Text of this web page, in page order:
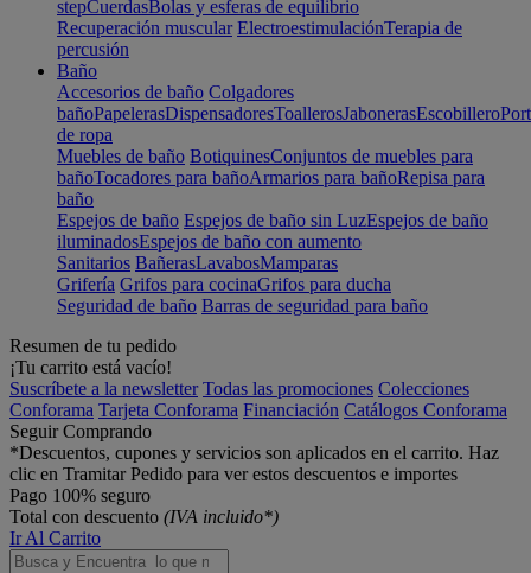
stepCuerdasBolas y esferas de equilibrio
Recuperación muscular ElectroestimulaciónTerapia de
percusión
Baño
Accesorios de baño Colgadores
bañoPapelerasDispensadoresToallerosJabonerasEscobillero
de ropa
Muebles de baño BotiquinesConjuntos de muebles para
bañoTocadores para bañoArmarios para bañoRepisa para
baño
Espejos de baño Espejos de baño sin LuzEspejos de baño
iluminadosEspejos de baño con aumento
Sanitarios BañerasLavabosMamparas
Grifería Grifos para cocinaGrifos para ducha
Seguridad de baño Barras de seguridad para baño
Resumen de tu pedido
¡Tu carrito está vacío!
Suscríbete a la newsletter Todas las promociones Colecciones
Conforama Tarjeta Conforama Financiación Catálogos Conforama
Seguir Comprando
*Descuentos, cupones y servicios son aplicados en el carrito. Haz
clic en Tramitar Pedido para ver estos descuentos e importes
Pago 100% seguro
Total con descuento (IVA incluido*)
Ir Al Carrito